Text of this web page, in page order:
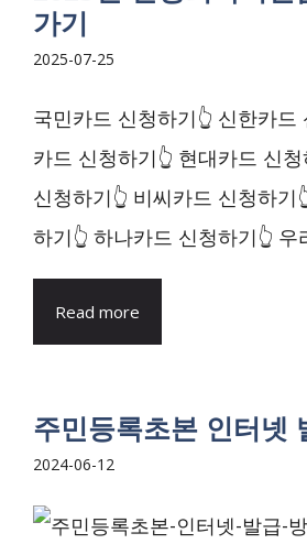
가기
2025-07-25
국민카드 신청하기👆 신한카드
카드 신청하기👆 현대카드 신
신청하기👆 비씨카드 신청하기
하기👆 하나카드 신청하기👆 우
Read more
주민등록초본 인터넷
2024-06-12